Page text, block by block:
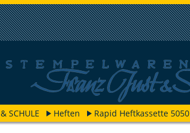
SCHULE Heften Rapid Heftkassette 5050